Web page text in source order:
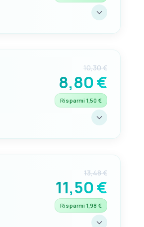
10,30 €
8,80 €
Risparmi 1,50 €
13,48 €
11,50 €
Risparmi 1,98 €